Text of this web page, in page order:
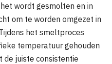
wordt gesmolten en in
om te worden omgezet in
het smeltproces
temperatuur gehouden
de juiste consistentie